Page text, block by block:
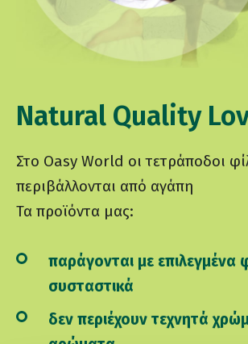
Natural Quality
Στο Oasy World οι τετράποδοι
περιβάλλονται από αγάπη
Τα προϊόντα μας:
παράγονται με επιλεγμένα
συσταστικά
δεν περιέχουν τεχνητά